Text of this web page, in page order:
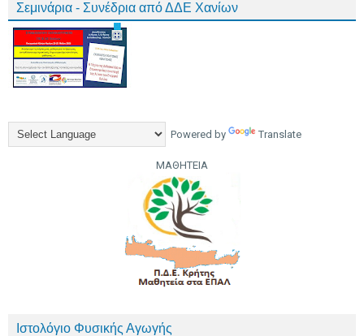
Σεμινάρια - Συνέδρια από ΔΔΕ Χανίων
Powered by Translate
ΜΑΘΗΤΕΙΑ
Ιστολόγιο Φυσικής Αγωγής